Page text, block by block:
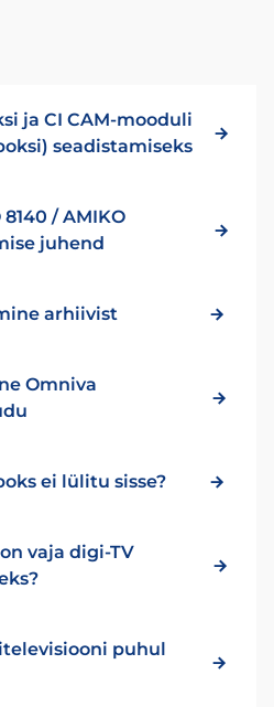
ja CI CAM-mooduli
seadistamiseks
/ AMIKO
juhend
arhiivist
Omniva
ei lülitu sisse?
vaja digi-TV
puhul